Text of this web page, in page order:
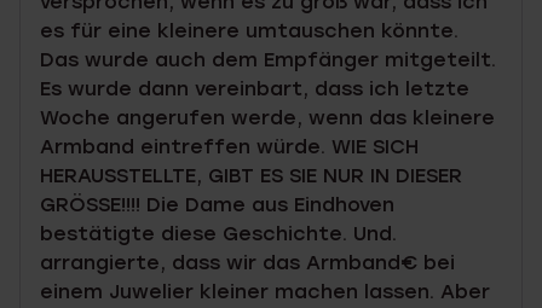
es für eine kleinere umtauschen könnte.
Das wurde auch dem Empfänger mitgeteilt.
Es wurde dann vereinbart, dass ich letzte
Woche angerufen werde, wenn das kleinere
Armband eintreffen würde. WIE SICH
HERAUSSTELLTE, GIBT ES SIE NUR IN DIESER
GRÖSSE!!!! Die Dame aus Eindhoven
bestätigte diese Geschichte. Und.
arrangierte, dass wir das Armband€ bei
einem Juwelier kleiner machen lassen. Aber